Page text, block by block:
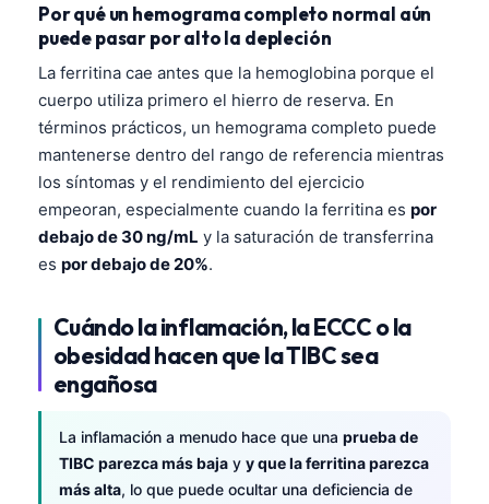
Por qué un hemograma completo normal aún
puede pasar por alto la depleción
La ferritina cae antes que la hemoglobina porque el
cuerpo utiliza primero el hierro de reserva. En
términos prácticos, un hemograma completo puede
mantenerse dentro del rango de referencia mientras
los síntomas y el rendimiento del ejercicio
empeoran, especialmente cuando la ferritina es por
debajo de 30 ng/mL y la saturación de transferrina
es por debajo de 20%.
Cuándo la inflamación, la ECCC o la
obesidad hacen que la TIBC sea
engañosa
La inflamación a menudo hace que una prueba de
TIBC parezca más baja y y que la ferritina parezca
más alta, lo que puede ocultar una deficiencia de
Svenska
Bosanski
Eesti
日本語
ქართული
Русский
Lietuvių kalba
Polski
한국어
Slovenščina
Shqip